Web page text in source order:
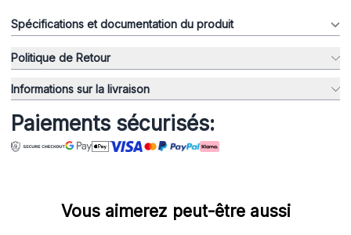
Spécifications et documentation du produit
Politique de Retour
Informations sur la livraison
Paiements sécurisés:
Vous aimerez peut-être aussi